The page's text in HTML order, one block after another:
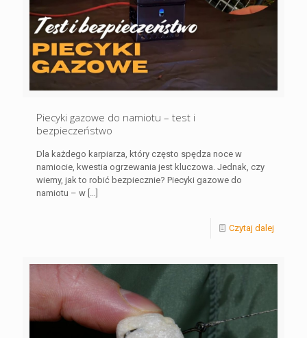
Piecyki gazowe do namiotu – test i
bezpieczeństwo
Dla każdego karpiarza, który często spędza noce w
namiocie, kwestia ogrzewania jest kluczowa. Jednak, czy
wiemy, jak to robić bezpiecznie? Piecyki gazowe do
namiotu – w […]
Czytaj dalej